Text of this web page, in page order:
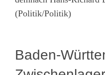
(Politik/Politik)
Baden-